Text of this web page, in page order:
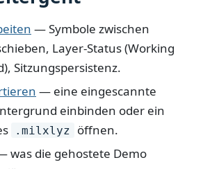
— Symbole zwischen
Layer-Status (Working
Sitzungspersistenz.
— eine eingescannte
einbinden oder ein
.milxlyz
öffnen.
was die gehostete Demo